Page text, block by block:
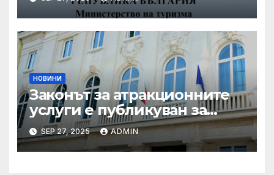
през летния сезон
НОВИНИ
Законът за атракционните
услуги е публикуван за
обществено обсъждане
SEP 27, 2025 ADMIN